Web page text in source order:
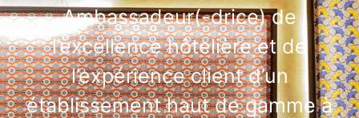
Ambassadeur(-drice) de
l’excellence hôtelière et de
l’expérience client d’un
établissement haut de gamme à